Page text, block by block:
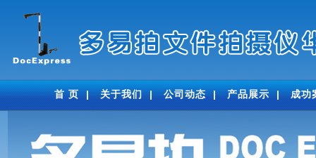
首 页|关于我们|公司动态|产品展示|成功